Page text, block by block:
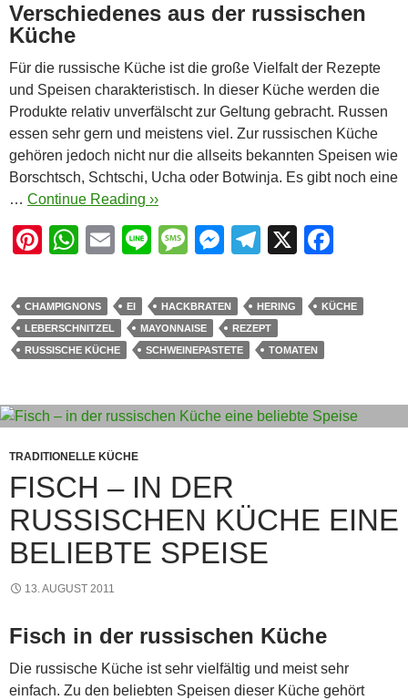
Verschiedenes aus der russischen
Küche
Für die russische Küche ist die große Vielfalt der Rezepte
und Speisen charakteristisch. In dieser Küche werden die
Produkte relativ unverfälscht zur Geltung gebracht. Russen
essen sehr gern und meistens viel. Zur russischen Küche
gehören jedoch nicht nur die allseits bekannten Speisen wie
Borschtsch, Schtschi, Ucha oder Botwinja. Es gibt noch eine
… Continue Reading ››
Pi
er
e
st
W
at
s
A
p
E
ail
Li
e
M
ss
a
g
M
ss
e
n
er
T
e
gr
a
X
c
o
CHAMPIGNONS EI HACKBRATEN HERING
KÜCHE
LEBERSCHNITZEL
MAYONNAISE
REZEPT
RUSSISCHE KÜCHE
SCHWEINEPASTETE TOMATEN
TRADITIONELLE KÜCHE
FISCH – IN DER
RUSSISCHEN KÜCHE EINE
BELIEBTE SPEISE
13. AUGUST 2011
Fisch in der russischen Küche
Die russische Küche ist sehr vielfältig und meist sehr
einfach. Zu den beliebten Speisen dieser Küche gehört